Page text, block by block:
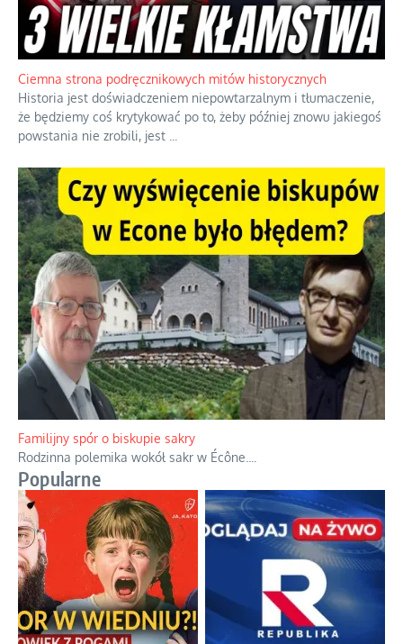
Szlachetna duma z historycznego braku rozsądku
Jednym z dziedzictw polskiej kontrreformacji jest skłonność do
oceniania wszystkiego w kategoriach moralnych, w tym
również polityki międzynarodowej, a...
Ciemna strona podręcznikowych mitów historycznych
Historia jest doświadczeniem niepowtarzalnym i tłumaczenie,
że będziemy coś krytykować po to, żeby później znowu jakiegoś
powstania nie zrobili, jest...